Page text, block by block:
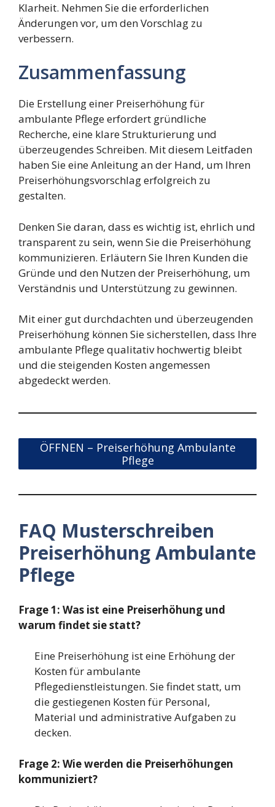
Klarheit. Nehmen Sie die erforderlichen
Änderungen vor, um den Vorschlag zu
verbessern.
Zusammenfassung
Die Erstellung einer Preiserhöhung für
ambulante Pflege erfordert gründliche
Recherche, eine klare Strukturierung und
überzeugendes Schreiben. Mit diesem Leitfaden
haben Sie eine Anleitung an der Hand, um Ihren
Preiserhöhungsvorschlag erfolgreich zu
gestalten.
Denken Sie daran, dass es wichtig ist, ehrlich und
transparent zu sein, wenn Sie die Preiserhöhung
kommunizieren. Erläutern Sie Ihren Kunden die
Gründe und den Nutzen der Preiserhöhung, um
Verständnis und Unterstützung zu gewinnen.
Mit einer gut durchdachten und überzeugenden
Preiserhöhung können Sie sicherstellen, dass Ihre
ambulante Pflege qualitativ hochwertig bleibt
und die steigenden Kosten angemessen
abgedeckt werden.
ÖFFNEN – Preiserhöhung Ambulante
Pflege
FAQ Musterschreiben
Preiserhöhung Ambulante
Pflege
Frage 1: Was ist eine Preiserhöhung und
warum findet sie statt?
Eine Preiserhöhung ist eine Erhöhung der
Kosten für ambulante
Pflegedienstleistungen. Sie findet statt, um
die gestiegenen Kosten für Personal,
Material und administrative Aufgaben zu
decken.
Frage 2: Wie werden die Preiserhöhungen
kommuniziert?